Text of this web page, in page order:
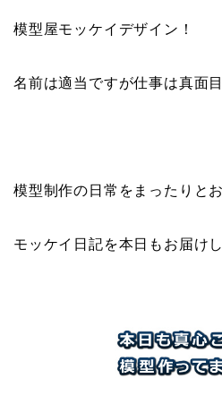
模型屋モッケイデザイン！
名前は適当ですが仕事は真面目
模型制作の日常をまったりと
モッケイ日記を本日もお届け